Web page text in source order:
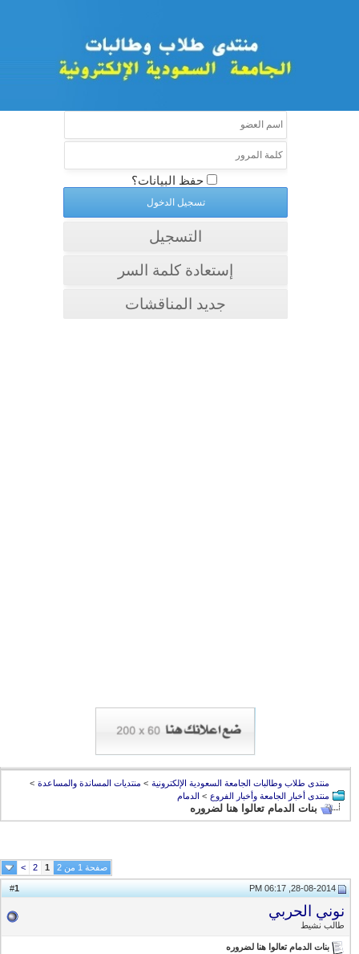
حفظ البيانات؟
التسجيل
إستعادة كلمة السر
جديد المناقشات
منتدى طلاب وطالبات الجامعة السعودية الإلكترونية > منتديات المساندة والمساعدة >
منتدى أخبار الجامعة وأخبار الفروع > الدمام
بنات الدمام تعالوا هنا لضروره
صفحة 1 من 2 1
2
>
28-08-2014, 06:17 PM
نوني الحربي
طالب نشيط
بنات الدمام تعالوا هنا لضروره